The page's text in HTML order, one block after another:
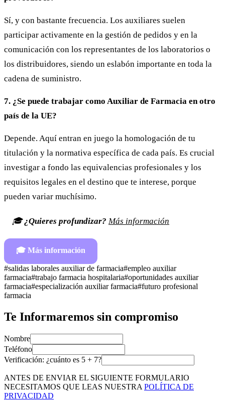
Sí, y con bastante frecuencia. Los auxiliares suelen
participar activamente en la gestión de pedidos y en la
comunicación con los representantes de los laboratorios o
los distribuidores, siendo un eslabón importante en toda la
cadena de suministro.
7. ¿Se puede trabajar como Auxiliar de Farmacia en otro
país de la UE?
Depende. Aquí entran en juego la homologación de tu
titulación y la normativa específica de cada país. Es crucial
investigar a fondo las equivalencias profesionales y los
requisitos legales en el destino que te interese, porque
pueden variar muchísimo.
🎓¿Quieres profundizar? Más información
🎓 Más información
#salidas laborales auxiliar de farmacia#empleo auxiliar
farmacia#trabajo farmacia hospitalaria#oportunidades auxiliar
farmacia#especialización auxiliar farmacia#futuro profesional
farmacia
Te Informaremos sin compromiso
Nombre
Teléfono
Verificación: ¿cuánto es 5 + 7?
ANTES DE ENVIAR EL SIGUIENTE FORMULARIO
NECESITAMOS QUE LEAS NUESTRA POLÍTICA DE
PRIVACIDAD